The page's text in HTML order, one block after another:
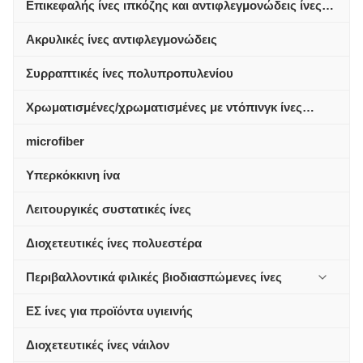
Επικεφαλής ίνες ιπκόζης και αντιφλεγμονώδεις ίνες
Ακρυλικές ίνες αντιφλεγμονώδεις
Συρραπτικές ίνες πολυπροπυλενίου
Χρωματισμένες/χρωματισμένες με ντόπινγκ ίνες
microfiber
Υπερκόκκινη ίνα
Λειτουργικές συστατικές ίνες
Διοχετευτικές ίνες πολυεστέρα
Περιβαλλοντικά φιλικές βιοδιασπώμενες ίνες
ΕΣ ίνες για προϊόντα υγιεινής
Διοχετευτικές ίνες νάιλον